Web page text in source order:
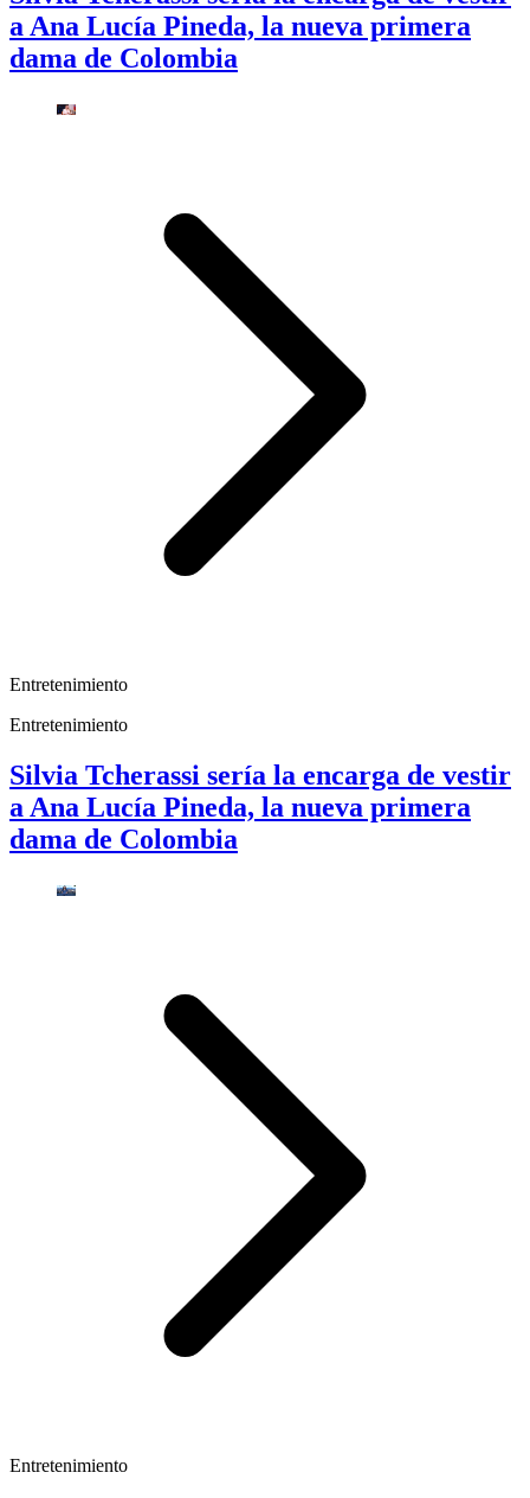
a Ana Lucía Pineda, la nueva primera
dama de Colombia
Entretenimiento
Entretenimiento
Silvia Tcherassi sería la encarga de vestir
a Ana Lucía Pineda, la nueva primera
dama de Colombia
Entretenimiento